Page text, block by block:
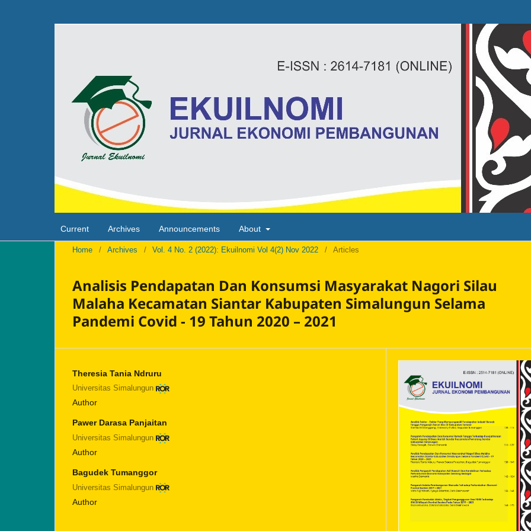
Current Archives Announcements About
Home / Archives / Vol. 4 No. 2 (2022): Ekuilnomi Vol 4(2) Nov 2022 / Articles
Analisis Pendapatan Dan Konsumsi Masyarakat Nagori Silau
Malaha Kecamatan Siantar Kabupaten Simalungun Selama
Pandemi Covid - 19 Tahun 2020 – 2021
Theresia Tania Ndruru
Universitas Simalungun
Author
Pawer Darasa Panjaitan
Universitas Simalungun
Author
Bagudek Tumanggor
Universitas Simalungun
Author